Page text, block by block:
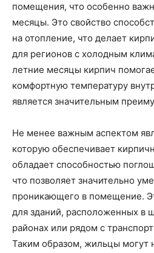
помещения, что особенно
месяцы. Это свойство
на отопление, что делает
для регионов с холодным
летние месяцы кирпич
комфортную температуру
является значительным
Не менее важным аспектом
которую обеспечивает
обладает способностью
что позволяет значительно
проникающего в помещение.
для зданий, расположенных в
районах или рядом с
Таким образом, жильцы могут